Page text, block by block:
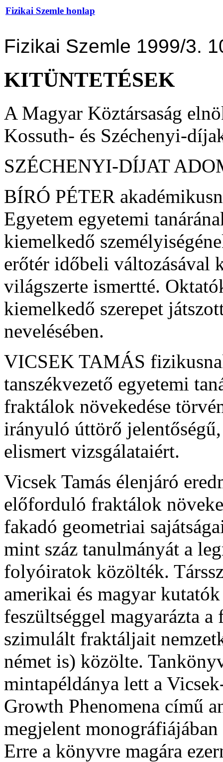
Fizikai Szemle honlap
Fizikai Szemle 1999/3.
KITÜNTETÉSEK
A Magyar Köztársaság
Kossuth- és Széchenyi-
SZÉCHENYI-DÍJAT
BÍRÓ PÉTER
Egyetem egyetemi
kiemelkedő
erőtér időbeli változásával
világszerte ismertté.
kiemelkedő szerepet
nevelésében.
VICSEK TAMÁS
tanszékvezető egyetemi
fraktálok növekedése
irányuló úttörő
elismert vizsgálataiért.
Vicsek Tamás élenjáró
előforduló fraktálok
fakadó geometriai
mint száz tanulmányát a
folyóiratok közölték.
amerikai és magyar
feszültséggel magyarázta
szimulált fraktáljait
német is) közölte.
mintapéldánya lett a
Growth Phenomena című
megjelent
Erre a könyvre magára